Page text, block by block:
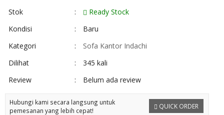
Stok
:
Ready Stock
Kondisi
:
Baru
Kategori
:
Sofa Kantor Indachi
Dilihat
:
345 kali
Review
: Belum ada review
QUICK ORDER
Hubungi kami secara langsung untuk
pemesanan yang lebih cepat!